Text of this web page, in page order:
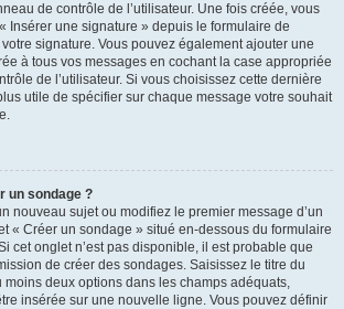
de contrôle de l’utilisateur. Une fois créée, vous
Insérer une signature » depuis le formulaire de
signature. Vous pouvez également ajouter une
à tous vos messages en cochant la case appropriée
de l’utilisateur. Si vous choisissez cette dernière
utile de spécifier sur chaque message votre souhait
un sondage ?
nouveau sujet ou modifiez le premier message d’un
« Créer un sondage » situé en-dessous du formulaire
cet onglet n’est pas disponible, il est probable que
de créer des sondages. Saisissez le titre du
deux options dans les champs adéquats,
insérée sur une nouvelle ligne. Vous pouvez définir